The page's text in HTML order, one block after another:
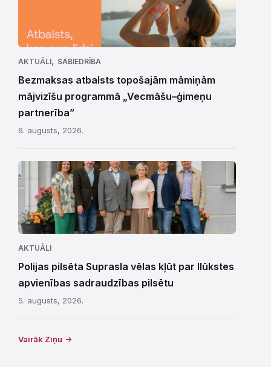
AKTUĀLI, SABIEDRĪBA
Bezmaksas atbalsts topošajām māmiņām
mājvizīšu programmā „Vecmāšu–ģimeņu
partnerība”
6. augusts, 2026.
AKTUĀLI
Polijas pilsēta Suprasla vēlas kļūt par Ilūkstes
apvienības sadraudzības pilsētu
5. augusts, 2026.
Vairāk Ziņu